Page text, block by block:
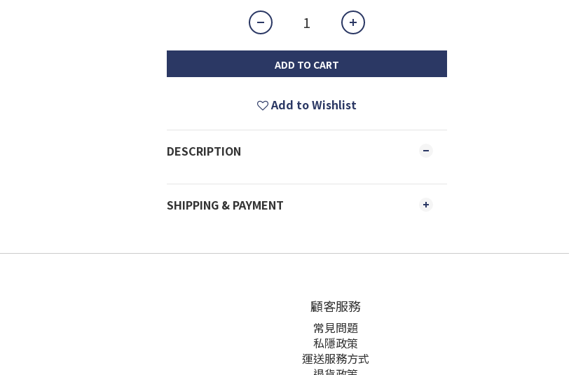
ADD TO CART
Add to Wishlist
DESCRIPTION
SHIPPING & PAYMENT
顧客服務
常見問題
私隱政策
運送服務方式